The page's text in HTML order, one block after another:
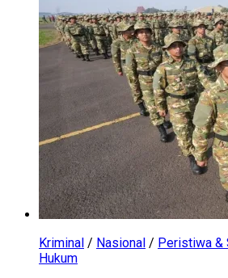
Kriminal / Nasional / Peristiwa &
Hukum